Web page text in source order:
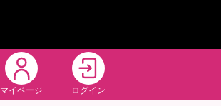
マイページ ログイン